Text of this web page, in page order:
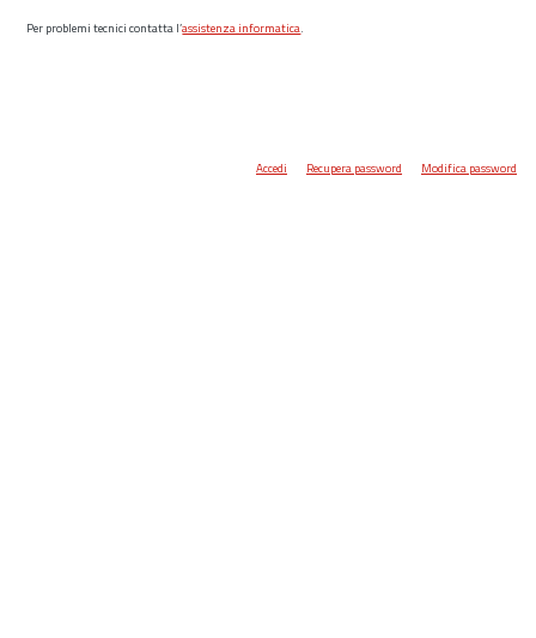
Per problemi tecnici contatta l’assistenza informatica.
Accedi Recupera password Modifica password